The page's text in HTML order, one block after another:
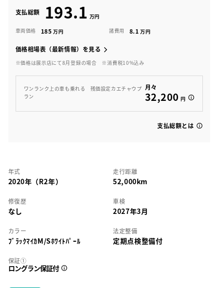
支払総額 193.1
車両価格 185 諸費用 8.1
価格相場表（最新情報）を見る
※価格は展示店にて8月登録の場合 ※消費税10%込み
ワンランク上の車も乗れる 残価設定カエチャウプ
ラン
月々
32,200 円
支払総額とは
年式
2020年（R2年）
走行距離
52,000km
修復歴
なし
車検
2027年3月
カラー
ﾌﾞﾗｯｸﾏｲｶM/Sﾎﾜｲﾄﾊﾟｰﾙ
法定整備
定期点検整備付
保証①
ロングラン保証付